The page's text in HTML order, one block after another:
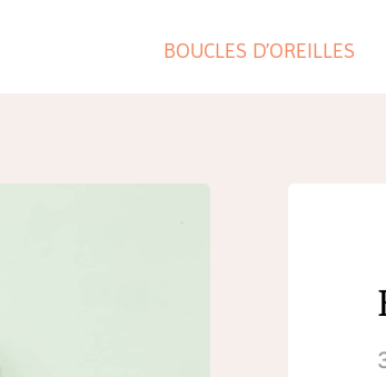
BOUCLES D’OREILLES